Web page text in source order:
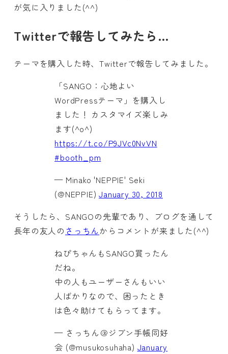
が気に入りました(^^)
Twitterで報告してみたら…
テーマを購入した時、Twitterで報告してみました。
「SANGO：心地よい
WordPressテーマ」を購入し
ました！ カスタマイズ楽しみ
ます(^o^)
https://t.co/P9JVc0NvVN
#booth_pm
— Minako 'NEPPIE' Seki
(@NEPPIE)January 30, 2018
そうしたら、SANGOの先輩であり、ブログを通して
長年の友人の さっちんからコメントが来ました(^^)
ねぴちゃんもSANGO買ったん
だね。
中の人もユーザーさんもいい
人ばかりなので、困ったとき
は色々助けてもらってます。
— さっちん＠ジブン手帳同好
会 (@musukosuhaha) January